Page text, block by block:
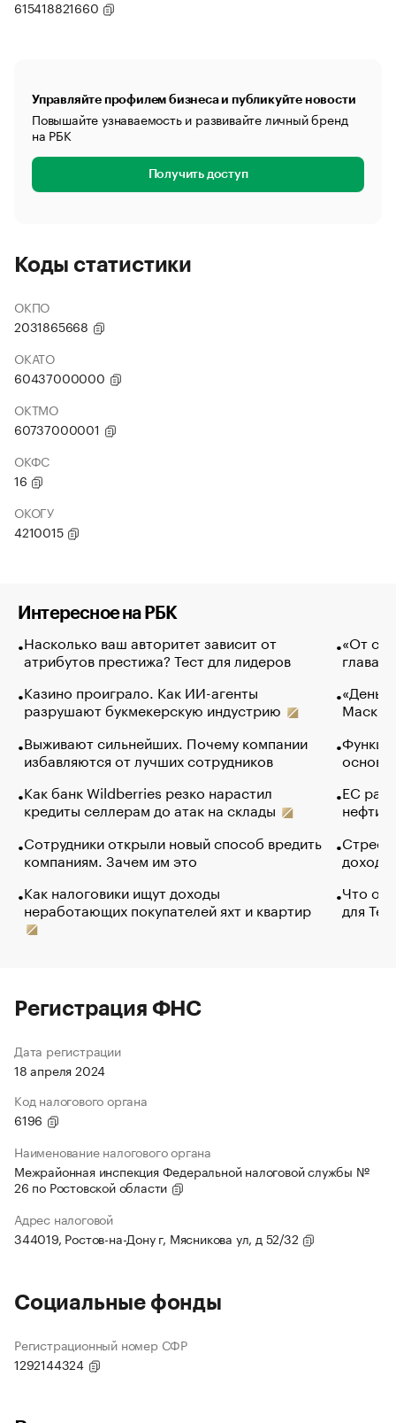
615418821660
Управляйте профилем бизнеса и публикуйте новости
Повышайте узнаваемость и развивайте личный бренд
на РБК
Получить доступ
Коды статистики
ОКПО
2031865668
ОКАТО
60437000000
ОКТМО
60737000001
ОКФС
16
ОКОГУ
4210015
Интересное на РБК
Насколько ваш авторитет зависит от
атрибутов престижа? Тест для лидеров
Казино проиграло. Как ИИ-агенты
разрушают букмекерскую индустрию
Выживают сильнейших. Почему компании
избавляются от лучших сотрудников
Как банк Wildberries резко нарастил
кредиты селлерам до атак на склады
Сотрудники открыли новый способ вредить
компаниям. Зачем им это
Как налоговики ищут доходы
неработающих покупателей яхт и квартир
«От
глава
Маск в
основ
ЕС
нефти
Что
для
Регистрация ФНС
Дата регистрации
18 апреля 2024
Код налогового органа
6196
Наименование налогового органа
Межрайонная инспекция Федеральной налоговой службы №
26 по Ростовской области
Адрес налоговой
344019, Ростов-на-Дону г, Мясникова ул, д 52/32
Социальные фонды
Регистрационный номер СФР
1292144324